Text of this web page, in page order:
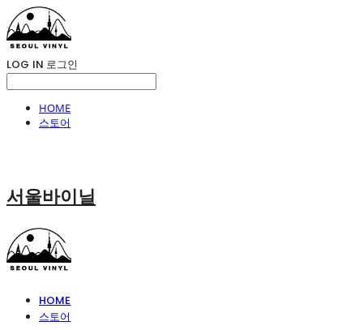
LOG IN 로그인
HOME
스토어
서울바이닐
HOME
스토어